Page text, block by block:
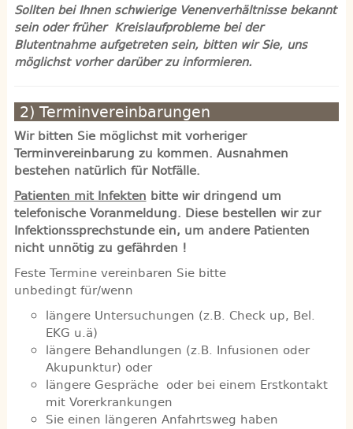
Sollten bei Ihnen schwierige Venenverhältnisse bekannt
sein oder früher Kreislaufprobleme bei der
Blutentnahme aufgetreten sein, bitten wir Sie, uns
möglichst vorher darüber zu informieren.
2) Terminvereinbarungen
Wir bitten Sie möglichst mit vorheriger
Terminvereinbarung zu kommen. Ausnahmen
bestehen natürlich für Notfälle.
Patienten mit Infekten bitte wir dringend um
telefonische Voranmeldung. Diese bestellen wir zur
Infektionssprechstunde ein, um andere Patienten
nicht unnötig zu gefährden !
Feste Termine vereinbaren Sie bitte
unbedingt für/wenn
längere Untersuchungen (z.B. Check up, Bel.
EKG u.ä)
längere Behandlungen (z.B. Infusionen oder
Akupunktur) oder
längere Gespräche oder bei einem Erstkontakt
mit Vorerkrankungen
Sie einen längeren Anfahrtsweg haben